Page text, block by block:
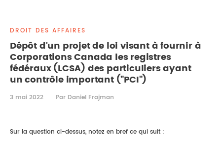
PROPRIÉTÉ INTELLECTUELLE
DROIT DE LA FAMILLE
DROIT DES AFFAIRES
Dépôt d'un projet de loi visant à fournir à
Corporations Canada les registres
fédéraux (LCSA) des particuliers ayant
un contrôle important ("PCI")
3 mai 2022 Par Daniel Frajman
Sur la question ci-dessus, notez en bref ce qui suit :